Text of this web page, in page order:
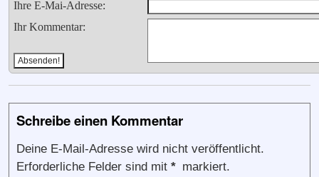
Ihre E-Mai-Adresse:
Ihr Kommentar:
Schreibe einen Kommentar
Deine E-Mail-Adresse wird nicht veröffentlicht.
Erforderliche Felder sind mit * markiert.